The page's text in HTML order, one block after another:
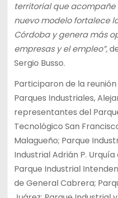
territorial que acompañe
nuevo modelo fortalece
Córdoba y genera más
empresas y el empleo”,
Sergio Busso.
Participaron de la
Parques Industriales,
representantes del
Tecnológico San
Malagueño; Parque
Industrial Adrián P.
Parque Industrial
de General Cabrera;